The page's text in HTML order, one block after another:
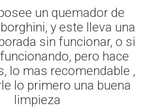
un quemador de
y este lleva una
sin funcionar, o si
pero hace
lo mas recomendable ,
lo primero una buena
limpieza